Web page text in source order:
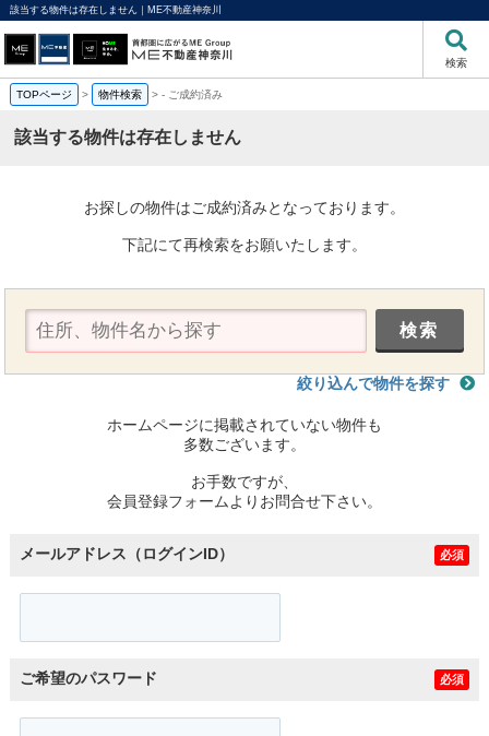
該当する物件は存在しません｜ME不動産神奈川
検索
TOPページ > 物件検索 >- ご成約済み
該当する物件は存在しません
お探しの物件はご成約済みとなっております。
下記にて再検索をお願いたします。
絞り込んで物件を探す
ホームページに掲載されていない物件も
多数ございます。
お手数ですが、
会員登録フォームよりお問合せ下さい。
メールアドレス（ログインID） 必須
ご希望のパスワード 必須